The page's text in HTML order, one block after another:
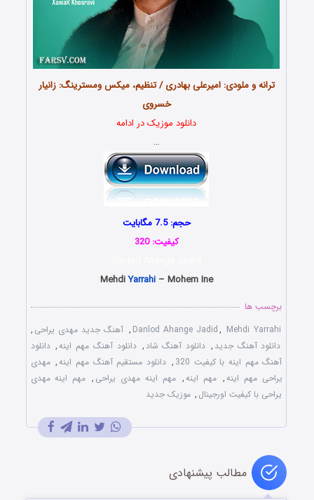
ترانه و ملودی: امیرعلی بهادری / تنظیم، میکس ومسترینگ: زانیار
خسروی
دانلود موزیک در ادامه
…
حجم: 7.5 مگابایت
کیفیت: 320
MehdiYarrahi– Mohem Ine
برچسب ها
Danlod Ahange Jadid, Mehdi Yarrahi
, آهنگ جدید مهدی یراحی ,
دانلود آهنگ جدید , دانلود آهنگ شاد , دانلود آهنگ مهم اینه, دانلود
آهنگ مهم اینه با کیفیت 320
, دانلود مستقیم آهنگ مهم اینه, مهدی
یراحی مهم اینه, مهم اینه, مهم اینه مهدی یراحی , مهم اینه مهدی
یراحی با کیفیت اورجینال , موزیک جدید
مطالب پیشنهادی